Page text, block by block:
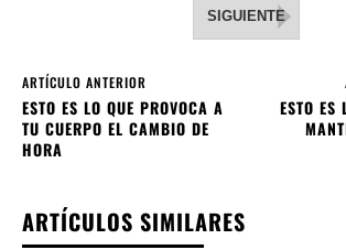
SIGUIENTE
ARTÍCULO ANTERIOR
ESTO ES LO QUE PROVOCA A
TU CUERPO EL CAMBIO DE
HORA
ESTO ES
ARTÍCULOS SIMILARES